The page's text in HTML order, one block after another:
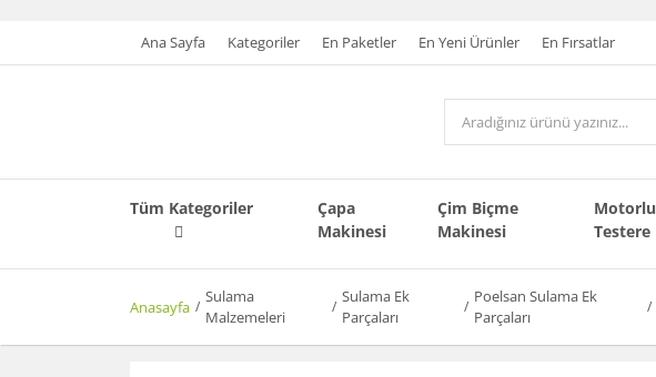
Ana Sayfa Kategoriler En Paketler En Yeni Ürünler En Fırsatlar
Tüm Kategoriler
Çapa
Makinesi
Çim Biçme
Makinesi
Motorlu
Testere
Anasayfa
Sulama
Malzemeleri
Sulama Ek
Parçaları
Poelsan Sulama Ek
Parçaları